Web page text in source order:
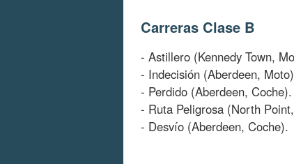
Carreras Clase B
- Astillero (Kennedy Town,
- Indecisión (Aberdeen,
- Perdido (Aberdeen, Coche).
- Ruta Peligrosa (North
- Desvío (Aberdeen, Coche).